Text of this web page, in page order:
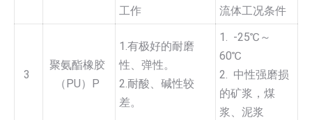
工作
流体工况条件
3
聚氨酯橡胶
（PU）P
1.有极好的耐磨
性、弹性。
2.耐酸、碱性较
差。
1. -25℃～
60℃
2. 中性强磨损
的矿浆，煤
浆、泥浆